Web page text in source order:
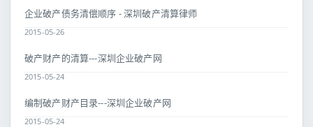
企业破产债务清偿顺序 - 深圳破产清算律师
2015-05-26
破产财产的清算---深圳企业破产网
2015-05-24
编制破产财产目录---深圳企业破产网
2015-05-24